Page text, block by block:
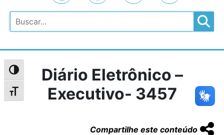
Alternar alto contraste
Alternar tamanho da fonte
Pesquisar
Diário Eletrônico –
Executivo- 3457
Compartilhe este conteúdo